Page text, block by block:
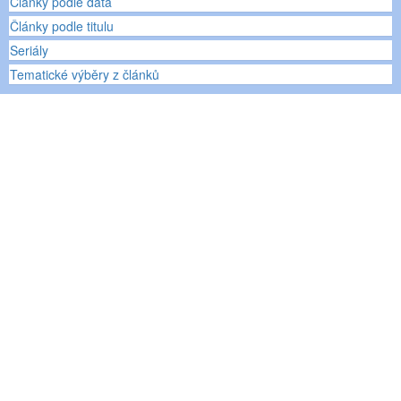
Články podle titulu
Seriály
Tematické výběry z článků